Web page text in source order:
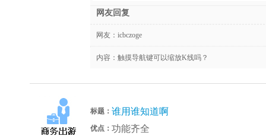
网友回复
网友： icbczoge
内容：触摸导航键可以缩放K线吗？
标题： 谁用谁知道啊
优点： 功能齐全